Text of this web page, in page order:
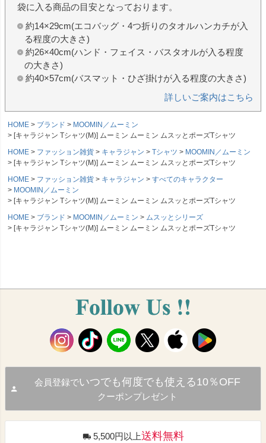
袋に入る商品の目安となっております。
約14×29cm(エコバッグ・4つ折りのタオルハンカチが入
る程度の大きさ)
約26×40cm(ハンド・フェイス・バスタオルが入る程度
の大きさ)
約40×57cm(バスマット・ひざ掛けが入る程度の大きさ)
詳しいご案内はこちら
HOME ブランド
MOOMIN／ムーミン
[キャラジャン Tシャツ(M)] ムーミン ムーミン ムスッとポーズTシャツ
HOME
ファッション雑貨 キャラジャン Tシャツ
MOOMIN／ムーミン
[キャラジャン Tシャツ(M)] ムーミン ムーミン ムスッとポーズTシャツ
HOME
ファッション雑貨 キャラジャン
すべてのキャラクター
MOOMIN／ムーミン
[キャラジャン Tシャツ(M)] ムーミン ムーミン ムスッとポーズTシャツ
HOME
ブランド MOOMIN／ムーミン
ムスッとシリーズ
[キャラジャン Tシャツ(M)] ムーミン ムーミン ムスッとポーズTシャツ
会員登録でいつでも何度でも使える10％OFF
クーポンプレゼント
5,500円以上送料無料